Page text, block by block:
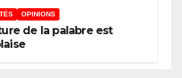
aux biens et services
de base dans la Ville
de Kinshasa », devant
par le Prof. Mabi
OPINIONS
de la palabre est